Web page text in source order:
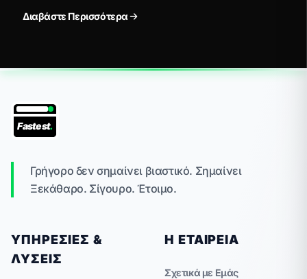
Διαβάστε Περισσότερα
Fastest.
Γρήγορο δεν σημαίνει βιαστικό. Σημαίνει
Ξεκάθαρο. Σίγουρο. Έτοιμο.
ΥΠΗΡΕΣΊΕΣ &
ΛΎΣΕΙΣ
Η ΕΤΑΙΡΕΊΑ
Σχετικά με Εμάς